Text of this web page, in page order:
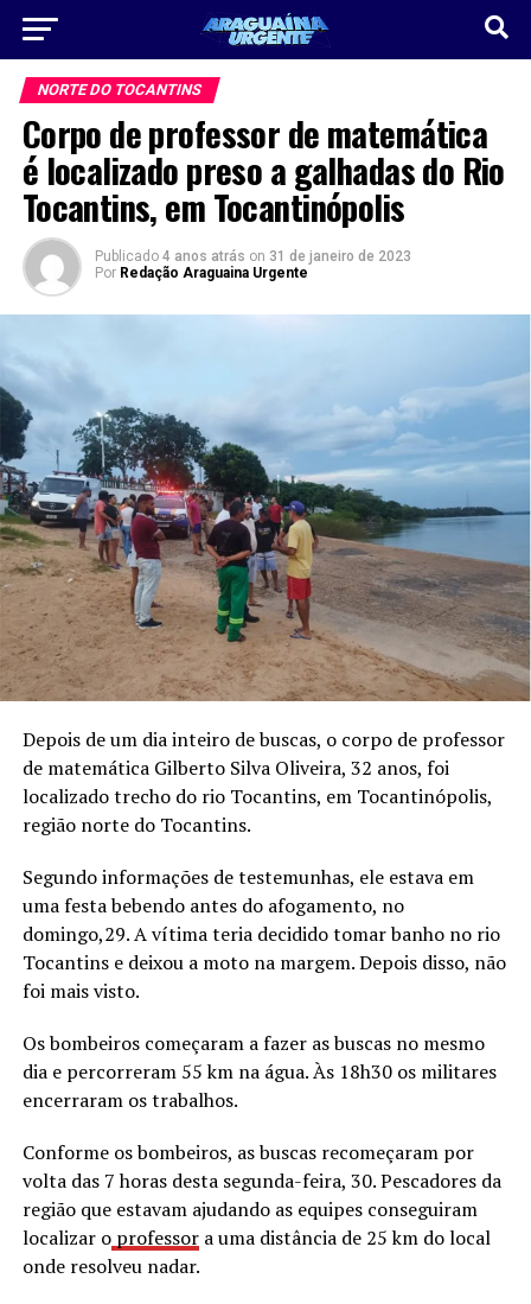
NORTE DO TOCANTINS
Corpo de professor de matemática
é localizado preso a galhadas do Rio
Tocantins, em Tocantinópolis
Publicado 4 anos atrás on 31 de janeiro de 2023
Por Redação Araguaina Urgente
Depois de um dia inteiro de buscas, o corpo de professor
de matemática Gilberto Silva Oliveira, 32 anos, foi
localizado trecho do rio Tocantins, em Tocantinópolis,
região norte do Tocantins.
Segundo informações de testemunhas, ele estava em
uma festa bebendo antes do afogamento, no
domingo,29. A vítima teria decidido tomar banho no rio
Tocantins e deixou a moto na margem. Depois disso, não
foi mais visto.
Os bombeiros começaram a fazer as buscas no mesmo
dia e percorreram 55 km na água. Às 18h30 os militares
encerraram os trabalhos.
Conforme os bombeiros, as buscas recomeçaram por
volta das 7 horas desta segunda-feira, 30. Pescadores da
região que estavam ajudando as equipes conseguiram
localizar oprofessora uma distância de 25 km do local
onde resolveu nadar.